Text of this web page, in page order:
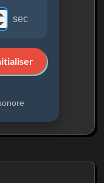
sec